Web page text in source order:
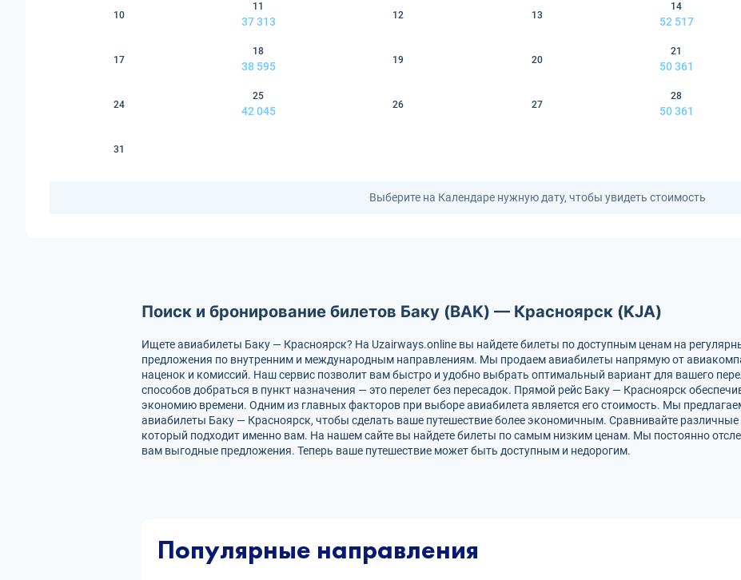
10
11
37 313
12 13
14
52 517
17
18
38 595
19 20
21
50 361
24
25
42 045
26 27
28
50 361
31
Выберите на Календаре нужную дату, чтобы увидеть стоимость
Поиск и бронирование билетов Баку (BAK) — Красноярск (KJA)
Ищете авиабилеты Баку — Красноярск? На Uzairways.online вы найдете билеты по доступным ценам на
предложения по внутренним и международным направлениям. Мы продаем авиабилеты напрямую от
наценок и комиссий. Наш сервис позволит вам быстро и удобно выбрать оптимальный вариант для вашего
способов добраться в пункт назначения — это перелет без пересадок. Прямой рейс Баку — Красноярск
экономию времени. Одним из главных факторов при выборе авиабилета является его стоимость. Мы
авиабилеты Баку — Красноярск, чтобы сделать ваше путешествие более экономичным. Сравнивайте
который подходит именно вам. На нашем сайте вы найдете билеты по самым низким ценам. Мы постоянно
вам выгодные предложения. Теперь ваше путешествие может быть доступным и недорогим.
Популярные направления